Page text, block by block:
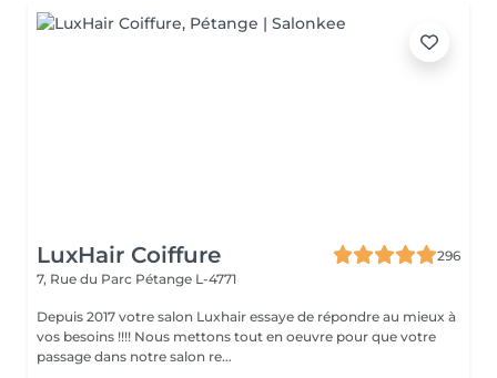
LuxHair Coiffure
296
7, Rue du Parc Pétange L-4771
Depuis 2017 votre salon Luxhair essaye de répondre au mieux à
vos besoins !!!! Nous mettons tout en oeuvre pour que votre
passage dans notre salon re...